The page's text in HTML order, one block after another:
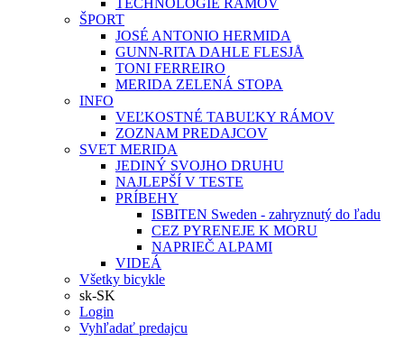
TECHNOLÓGIE RÁMOV
ŠPORT
JOSÉ ANTONIO HERMIDA
GUNN-RITA DAHLE FLESJÅ
TONI FERREIRO
MERIDA ZELENÁ STOPA
INFO
VEĽKOSTNÉ TABUĽKY RÁMOV
ZOZNAM PREDAJCOV
SVET MERIDA
JEDINÝ SVOJHO DRUHU
NAJLEPŠÍ V TESTE
PRÍBEHY
ISBITEN Sweden - zahryznutý do ľadu
CEZ PYRENEJE K MORU
NAPRIEČ ALPAMI
VIDEÁ
Všetky bicykle
sk-SK
Login
Vyhľadať predajcu